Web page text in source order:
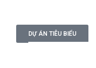
DỰ ÁN TIÊU BIỂU